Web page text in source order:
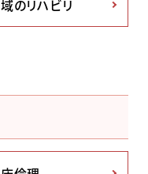
のリハビリ